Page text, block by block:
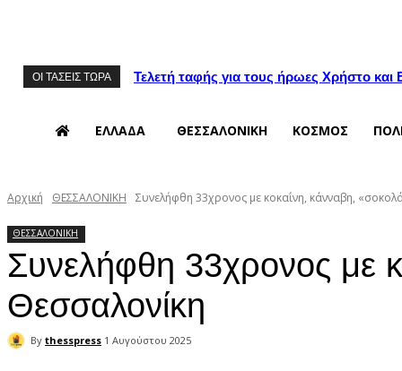
ΟΙ ΤΑΣΕΙΣ ΤΩΡΑ Τελετή ταφής για τους ήρωες Χρήστο
ΕΛΛΑΔΑ ΘΕΣΣΑΛΟΝΙΚΗ ΚΟΣΜΟΣ
Αρχική ΘΕΣΣΑΛΟΝΙΚΗ Συνελήφθη 33χρονος με κοκαΐνη, κάνναβη,
ΘΕΣΣΑΛΟΝΙΚΗ
Συνελήφθη 33χρονος με
Θεσσαλονίκη
By thesspress 1 Αυγούστου 2025